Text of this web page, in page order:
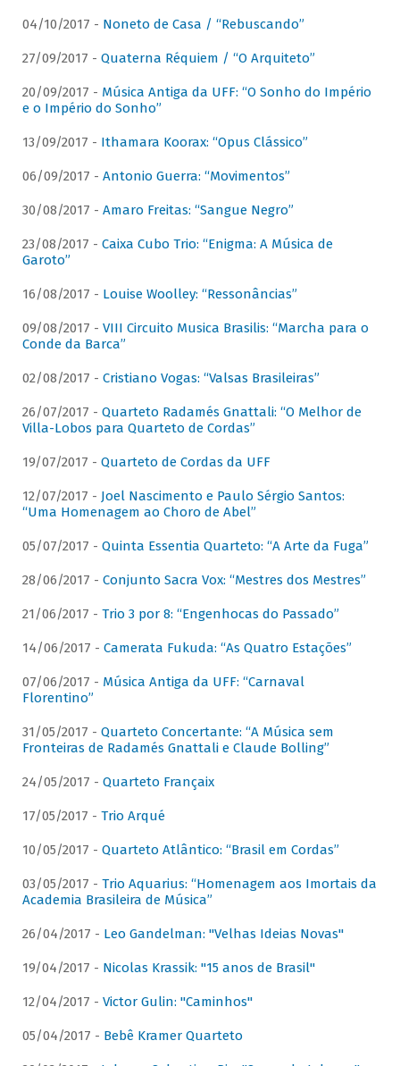
04/10/2017 - Noneto de Casa / “Rebuscando”
27/09/2017 - Quaterna Réquiem / “O Arquiteto”
20/09/2017 - Música Antiga da UFF: “O Sonho do Império
e o Império do Sonho”
13/09/2017 - Ithamara Koorax: “Opus Clássico”
06/09/2017 - Antonio Guerra: “Movimentos”
30/08/2017 - Amaro Freitas: “Sangue Negro”
23/08/2017 - Caixa Cubo Trio: “Enigma: A Música de
Garoto”
16/08/2017 - Louise Woolley: “Ressonâncias”
09/08/2017 - VIII Circuito Musica Brasilis: “Marcha para o
Conde da Barca”
02/08/2017 - Cristiano Vogas: “Valsas Brasileiras”
26/07/2017 - Quarteto Radamés Gnattali: “O Melhor de
Villa-Lobos para Quarteto de Cordas”
19/07/2017 - Quarteto de Cordas da UFF
12/07/2017 - Joel Nascimento e Paulo Sérgio Santos:
“Uma Homenagem ao Choro de Abel”
05/07/2017 - Quinta Essentia Quarteto: “A Arte da Fuga”
28/06/2017 - Conjunto Sacra Vox: “Mestres dos Mestres”
21/06/2017 - Trio 3 por 8: “Engenhocas do Passado”
14/06/2017 - Camerata Fukuda: “As Quatro Estações”
07/06/2017 - Música Antiga da UFF: “Carnaval
Florentino”
31/05/2017 - Quarteto Concertante: “A Música sem
Fronteiras de Radamés Gnattali e Claude Bolling”
24/05/2017 - Quarteto Françaix
17/05/2017 - Trio Arqué
10/05/2017 - Quarteto Atlântico: “Brasil em Cordas”
03/05/2017 - Trio Aquarius: “Homenagem aos Imortais da
Academia Brasileira de Música”
26/04/2017 - Leo Gandelman: "Velhas Ideias Novas"
19/04/2017 - Nicolas Krassik: "15 anos de Brasil"
12/04/2017 - Victor Gulin: "Caminhos"
05/04/2017 - Bebê Kramer Quarteto